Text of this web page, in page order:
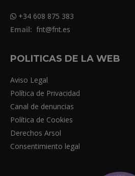
+34 608 875 383
Email: fnt@fnt.es
POLITICAS DE LA WEB
Aviso Legal
Política de Privacidad
Canal de denuncias
Política de Cookies
Derechos Arsol
Consentimiento legal